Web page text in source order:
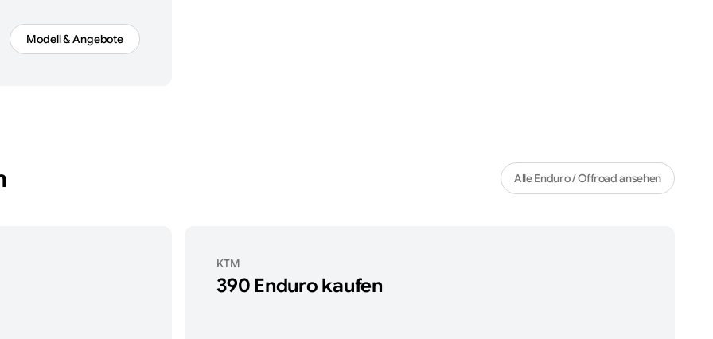
Modell & Angebote
AlleEnduro / Offroadansehen
KTM
390 Endurokaufen